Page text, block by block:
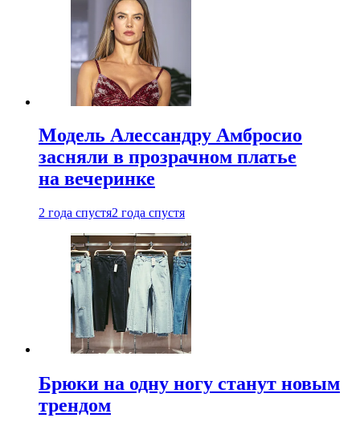
Модель Алессандру Амбросио
засняли в прозрачном платье
на вечеринке
2 года спустя2 года спустя
Брюки на одну ногу станут новым
трендом